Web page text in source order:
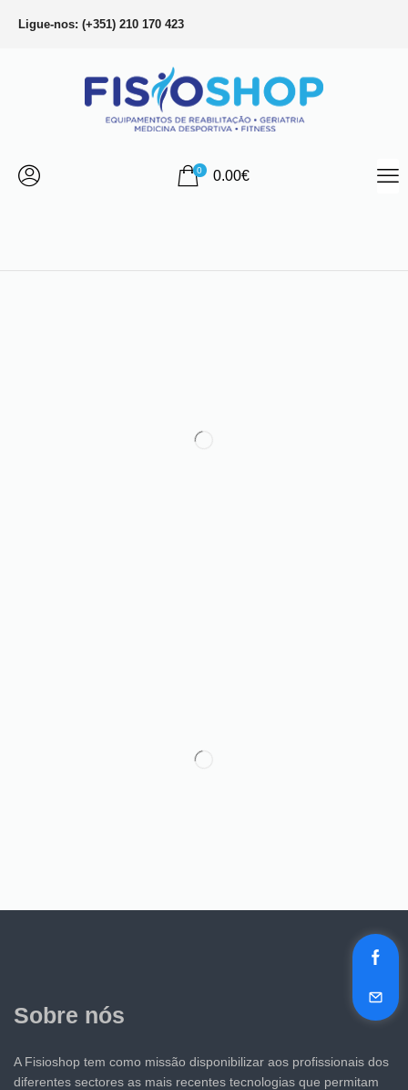
Ligue-nos: (+351) 210 170 423
0 0.00€
Sobre nós
A Fisioshop tem como missão disponibilizar aos profissionais dos
diferentes sectores as mais recentes tecnologias que permitam